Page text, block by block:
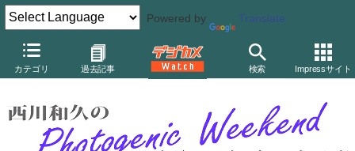
Powered by Translate
カテゴリ 過去記事 検索 Impressサイト
デジカメ Watch カメラ 一眼レフカメラ ソニー